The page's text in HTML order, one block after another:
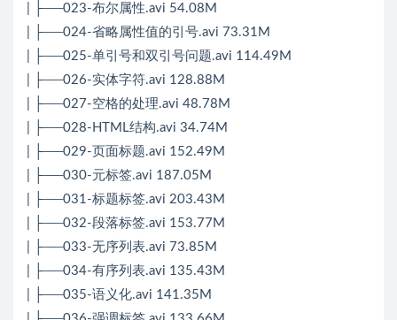
| ├──023-布尔属性.avi 54.08M
| ├──024-省略属性值的引号.avi 73.31M
| ├──025-单引号和双引号问题.avi 114.49M
| ├──026-实体字符.avi 128.88M
| ├──027-空格的处理.avi 48.78M
| ├──028-HTML结构.avi 34.74M
| ├──029-页面标题.avi 152.49M
| ├──030-元标签.avi 187.05M
| ├──031-标题标签.avi 203.43M
| ├──032-段落标签.avi 153.77M
| ├──033-无序列表.avi 73.85M
| ├──034-有序列表.avi 135.43M
| ├──035-语义化.avi 141.35M